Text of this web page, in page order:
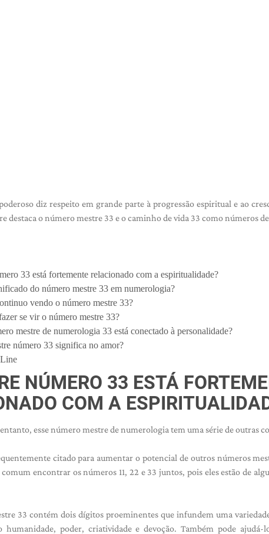
diz respeito em grande parte à progressão espiritual e ao
destaca o número mestre 33 e o caminho de vida 33 como números
33 está fortemente relacionado com a espiritualidade?
do número mestre 33 em numerologia?
vendo o número mestre 33?
se vir o número mestre 33?
mestre de numerologia 33 está conectado à personalidade?
número 33 significa no amor?
NÚMERO 33 ESTÁ
COM A
esse número mestre de numerologia tem uma série de outras
citado para aumentar o potencial de outros números
comum encontrar os números 11, 22 e 33 juntos, pois eles estão de
33 contém dois dígitos proeminentes que infundem uma
humanidade, poder, criatividade e devoção. Também pode